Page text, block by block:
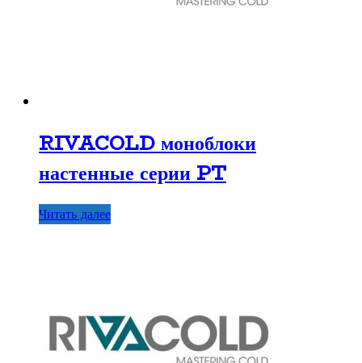
RIVACOLD моноблоки
настенные серии PT
Читать далее